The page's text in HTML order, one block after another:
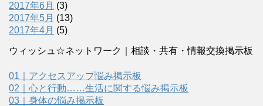
2017年6月 (3)
2017年5月 (13)
2017年4月 (5)
ウィッシュ☆ネットワーク｜相談・共有・情報交換掲示板
01｜アクセスアップ悩み掲示板
02｜心と行動……生活に関する悩み掲示板
03｜身体の悩み掲示板